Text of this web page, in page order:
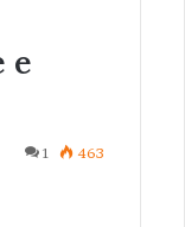
e
1 463